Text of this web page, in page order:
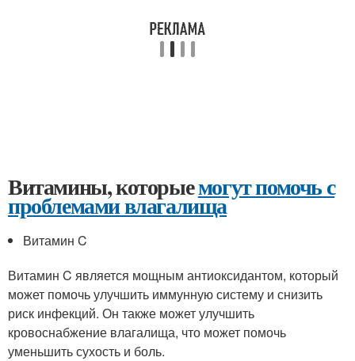
Витамины, которыемогут помочь с
проблемами влагалища
Витамин C
Витамин C является мощным антиоксидантом, который
может помочь улучшить иммунную систему и снизить
риск инфекций. Он также может улучшить
кровоснабжение влагалища, что может помочь
уменьшить сухость и боль.